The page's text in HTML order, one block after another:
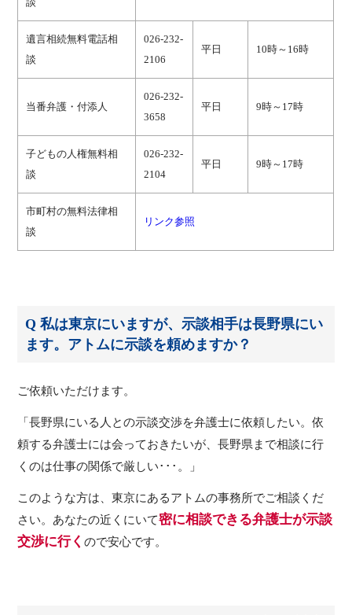
遺言相続無料電話相
談
026-232-
2106
平日 10時～16時
当番弁護・付添人
026-232-
3658
平日 9時～17時
子どもの人権無料相
談
026-232-
2104
平日 9時～17時
市町村の無料法律相
談
リンク参照
Q 私は東京にいますが、示談相手は長野県にい
ます。アトムに示談を頼めますか？
ご依頼いただけます。
「長野県にいる人との示談交渉を弁護士に依頼したい。依
頼する弁護士には会っておきたいが、長野県まで相談に行
くのは仕事の関係で厳しい･･･。」
このような方は、東京にあるアトムの事務所でご相談くだ
さい。あなたの近くにいて密に相談できる弁護士が示談
交渉に行くので安心です。